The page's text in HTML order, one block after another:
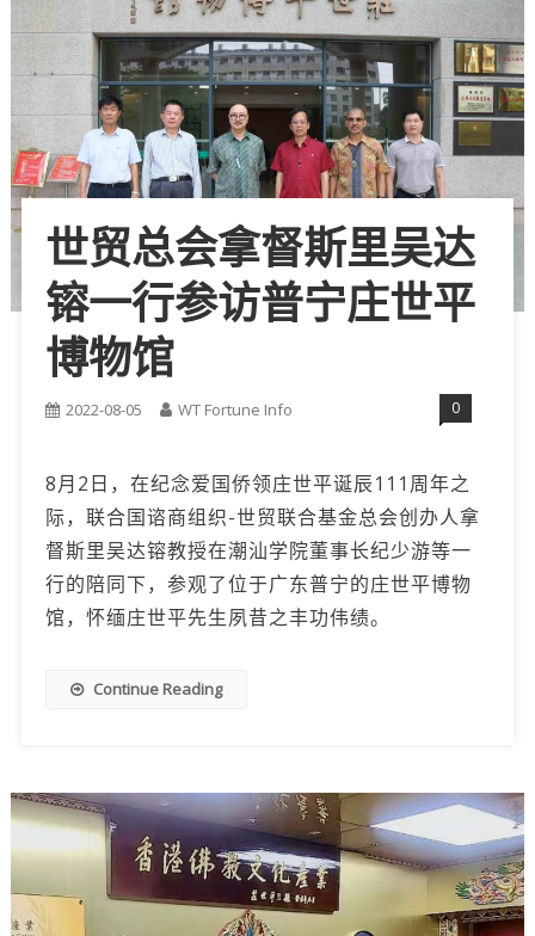
世贸总会拿督斯里吴达
镕一行参访普宁庄世平
博物馆
2022-08-05 WT Fortune Info 0
8月2日，在纪念爱国侨领庄世平诞辰111周年之
际，联合国谘商组织-世贸联合基金总会创办人拿
督斯里吴达镕教授在潮汕学院董事长纪少游等一
行的陪同下，参观了位于广东普宁的庄世平博物
馆，怀缅庄世平先生夙昔之丰功伟绩。
Continue Reading